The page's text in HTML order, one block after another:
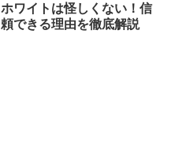
ホワイトは怪しくない！信
頼できる理由を徹底解説